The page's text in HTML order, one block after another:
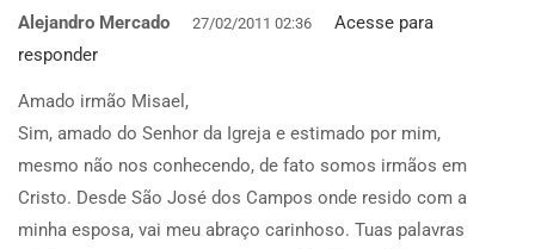
Alejandro Mercado 27/02/2011 02:36
Acesse para
responder
Amado irmão Misael,
Sim, amado do Senhor da Igreja e estimado por mim,
mesmo não nos conhecendo, de fato somos irmãos em
Cristo. Desde São José dos Campos onde resido com a
minha esposa, vai meu abraço carinhoso. Tuas palavras